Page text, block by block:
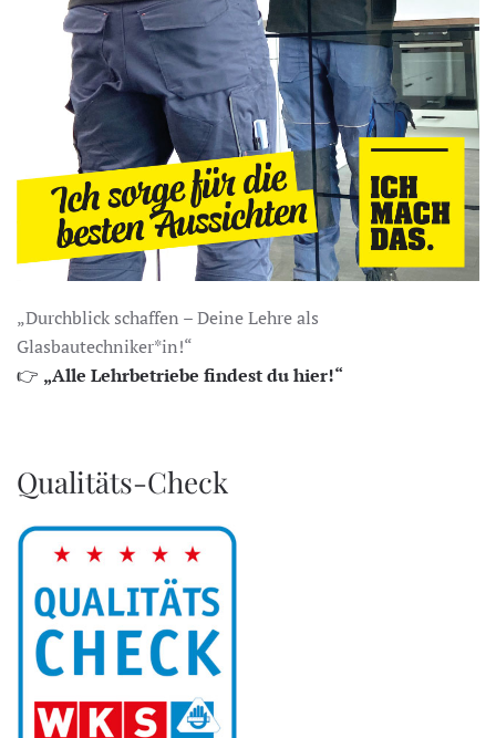
„Durchblick schaffen – Deine Lehre als
Glasbautechniker*in!“
👉 „Alle Lehrbetriebe findest du hier!“
Qualitäts-Check